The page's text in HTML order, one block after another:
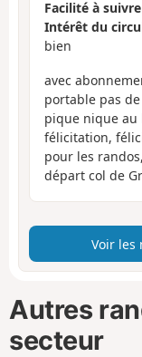
Facilité à
Intérêt du
bien
avec
portable pas
pique nique au
félicitation,
pour les
départ col de
Voir les
Autres
secteur